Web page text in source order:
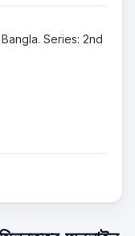
Bangla. Series: 2nd